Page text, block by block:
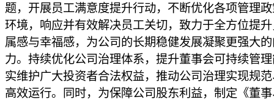
题，开展员工满意度提升行动，不断优化各项管理
环境，响应并有效解决员工关切，致力于全方位提
属感与幸福感，为公司的长期稳健发展凝聚更强大
力。持续优化公司治理体系，提升董事会可持续管
实维护广大投资者合法权益，推动公司治理实现规
高效运行。同时，为保障公司股东利益，制定《董